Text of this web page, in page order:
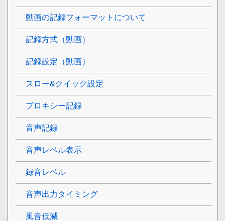
動画の記録フォーマットについて
記録方式（動画）
記録設定（動画）
スロー&クイック設定
プロキシー記録
音声記録
音声レベル表示
録音レベル
音声出力タイミング
風音低減